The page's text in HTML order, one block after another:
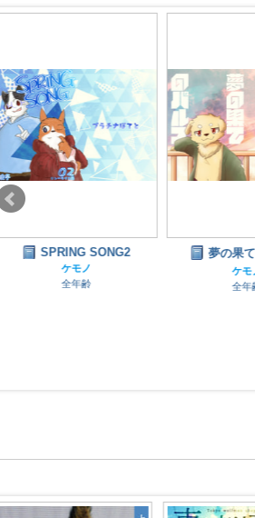
SPRING SONG2
ケモノ
全年齢
夢の果て
ケモノ
全年齢